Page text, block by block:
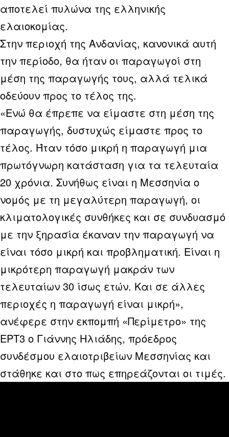
αποτελεί πυλώνα της ελληνικής
ελαιοκομίας.
Στην περιοχή της Ανδανίας, κανονικά αυτή
την περίοδο, θα ήταν οι παραγωγοί στη
μέση της παραγωγής τους, αλλά τελικά
οδεύουν προς το τέλος της.
«Ενώ θα έπρεπε να είμαστε στη μέση της
παραγωγής, δυστυχώς είμαστε προς το
τέλος. Ήταν τόσο μικρή η παραγωγή μια
πρωτόγνωρη κατάσταση για τα τελευταία
20 χρόνια. Συνήθως είναι η Μεσσηνία ο
νομός με τη μεγαλύτερη παραγωγή, οι
κλιματολογικές συνθήκες και σε συνδυασμό
με την ξηρασία έκαναν την παραγωγή να
είναι τόσο μικρή και προβληματική. Είναι η
μικρότερη παραγωγή μακράν των
τελευταίων 30 ίσως ετών. Και σε άλλες
περιοχές η παραγωγή είναι μικρή»,
ανέφερε στην εκπομπή «Περίμετρο» της
ΕΡΤ3 ο Γιάννης Ηλιάδης, πρόεδρος
συνδέσμου ελαιοτριβείων Μεσσηνίας και
στάθηκε και στο πως επηρεάζονται οι τιμές.